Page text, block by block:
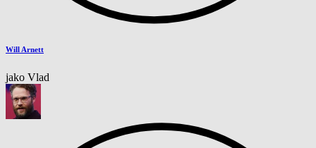
Will Arnett
jako Vlad